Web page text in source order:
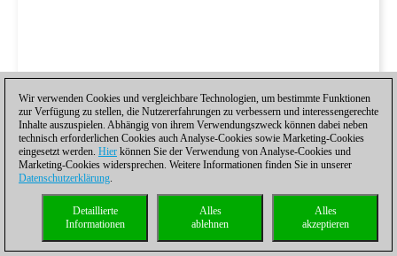
Wir verwenden Cookies und vergleichbare Technologien, um bestimmte Funktionen
zur Verfügung zu stellen, die Nutzererfahrungen zu verbessern und interessengerechte
Inhalte auszuspielen. Abhängig von ihrem Verwendungszweck können dabei neben
technisch erforderlichen Cookies auch Analyse-Cookies sowie Marketing-Cookies
eingesetzt werden. Hier können Sie der Verwendung von Analyse-Cookies und
Marketing-Cookies widersprechen. Weitere Informationen finden Sie in unserer
Datenschutzerklärung.
Alles
akzeptieren
Alles
ablehnen
Detaillierte
Informationen